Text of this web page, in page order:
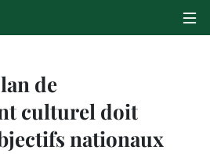
D'ACCUEIL
de
culturel doit
nationaux